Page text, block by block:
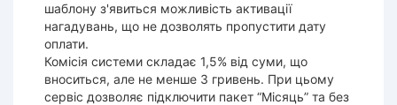
шаблону з'явиться можливість активації
нагадувань, що не дозволять пропустити дату
оплати.
Комісія системи складає 1,5% від суми, що
вноситься, але не менше 3 гривень. При цьому
сервіс дозволяє підключити пакет “Місяць” та без